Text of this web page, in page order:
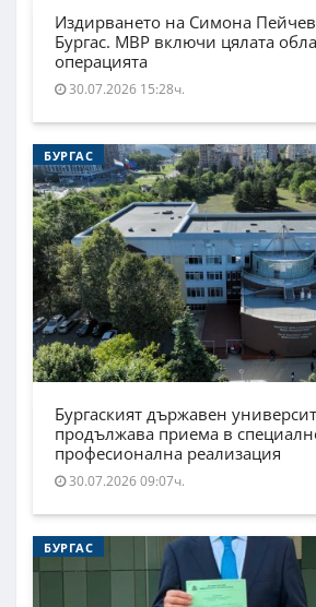
Издирването на Симона
Бургас. МВР включи цялата
операцията
30.07.2026 15:28ч.
БУРГАС
Бургаският държавен
продължава приема в
професионална реализация
30.07.2026 09:07ч.
БУРГАС